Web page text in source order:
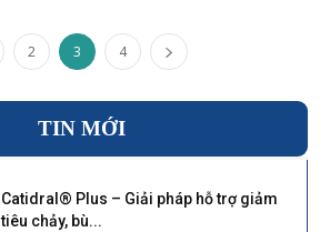
2 3 4
TIN MỚI
Catidral® Plus – Giải pháp hỗ trợ giảm
tiêu chảy, bù...